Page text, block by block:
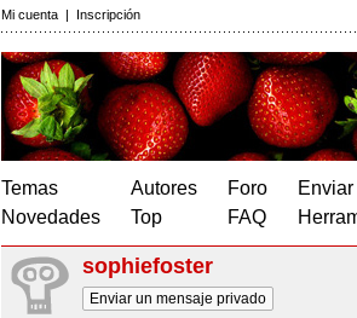
Mi cuenta | Inscripción
Temas
Novedades
Autores
Top
Foro
FAQ
sophiefoster
Enviar un mensaje privado